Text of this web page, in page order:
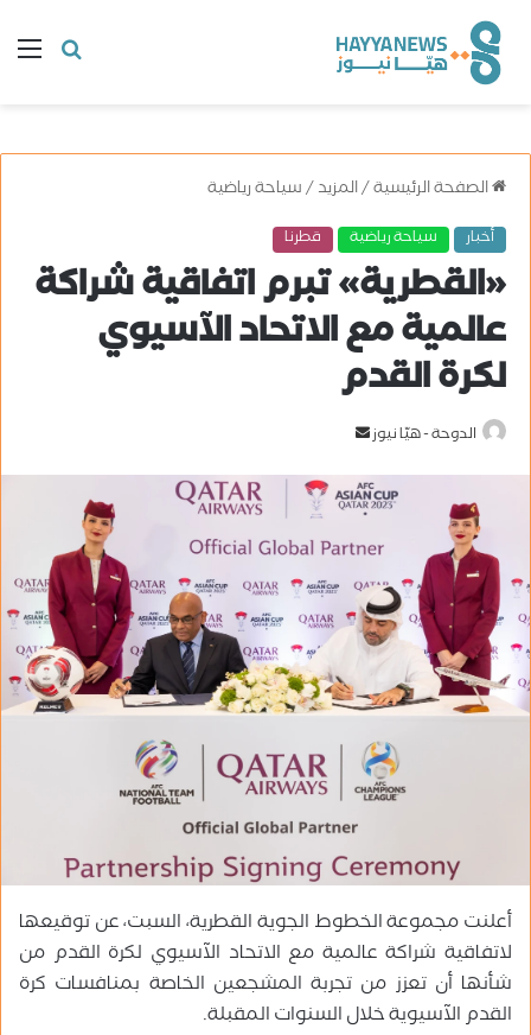
البحث
الصفحة الرئيسية/المزيد/سياحة رياضية
أخبار سياحة رياضية قطرنا
«القطرية» تبرم اتفاقية شراكة
عالمية مع الاتحاد الآسيوي
لكرة القدم
الدوحة - هيّا نيوز
س
ب
ر
ي
د
إ
ل
و
ن
ي
ا
أعلنت مجموعة الخطوط الجوية القطرية، السبت، عن توقيعها
لاتفاقية شراكة عالمية مع الاتحاد الآسيوي لكرة القدم من
شأنها أن تعزز من تجربة المشجعين الخاصة بمنافسات كرة
القدم الآسيوية خلال السنوات المقبلة.